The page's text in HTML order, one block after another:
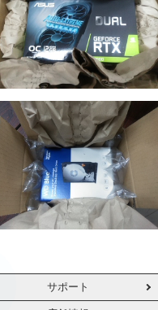
サポート